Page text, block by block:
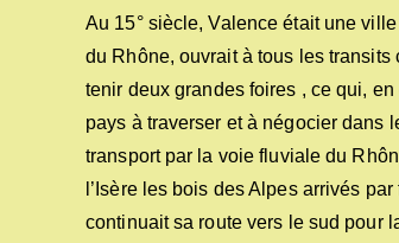
Au 15° siècle, Valence était une
du Rhône, ouvrait à tous les transits
tenir deux grandes foires , ce qui,
pays à traverser et à négocier dans
transport par la voie fluviale du
l’Isère les bois des Alpes arrivés
continuait sa route vers le sud pour